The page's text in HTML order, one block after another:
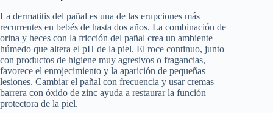
La dermatitis del pañal es una de las erupciones más
recurrentes en bebés de hasta dos años. La combinación de
orina y heces con la fricción del pañal crea un ambiente
húmedo que altera el pH de la piel. El roce continuo, junto
con productos de higiene muy agresivos o fragancias,
favorece el enrojecimiento y la aparición de pequeñas
lesiones. Cambiar el pañal con frecuencia y usar cremas
barrera con óxido de zinc ayuda a restaurar la función
protectora de la piel.